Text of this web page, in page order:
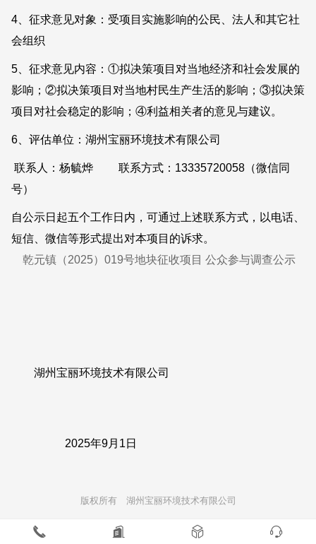
4、征求意见对象：受项目实施影响的公民、法人和其它社
会组织
5、征求意见内容：①拟决策项目对当地经济和社会发展的
影响；②拟决策项目对当地村民生产生活的影响；③拟决策
项目对社会稳定的影响；④利益相关者的意见与建议。
6、评估单位：湖州宝丽环境技术有限公司
联系人：杨毓烨 联系方式：13335720058（微信同
号）
自公示日起五个工作日内，可通过上述联系方式，以电话、
短信、微信等形式提出对本项目的诉求。
乾元镇（2025）019号地块征收项目 公众参与调查公示
湖州宝丽环境技术有限公司
2025年9月1日
版权所有 湖州宝丽环境技术有限公司